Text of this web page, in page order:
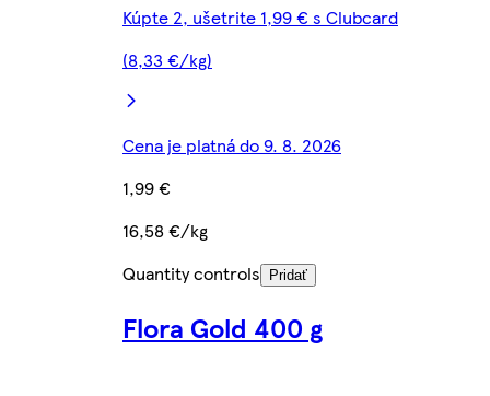
Kúpte 2, ušetrite 1,99 € s Clubcard
(8,33 €/kg)
Cena je platná do 9. 8. 2026
1,99 €
16,58 €/kg
Quantity controls
Pridať
Flora Gold 400 g